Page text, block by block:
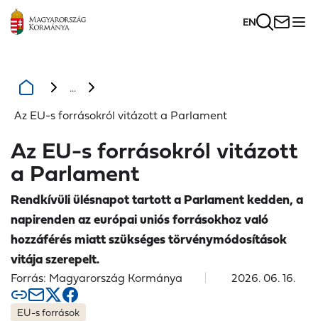
EN
...
Az EU-s forrásokról vitázott a Parlament
Az EU-s forrásokról vitázott
a Parlament
Rendkívüli ülésnapot tartott a Parlament kedden, a
napirenden az európai uniós forrásokhoz való
hozzáférés miatt szükséges törvénymódosítások
vitája szerepelt.
Forrás: Magyarország Kormánya 2026. 06. 16.
EU-s források